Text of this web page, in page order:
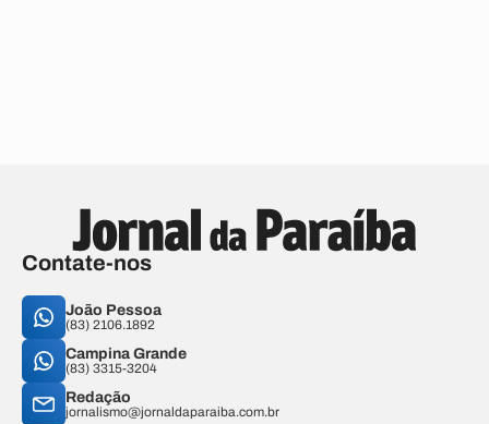
Contate-nos
João Pessoa
(83) 2106.1892
Campina Grande
(83) 3315-3204
Redação
jornalismo@jornaldaparaiba.com.br